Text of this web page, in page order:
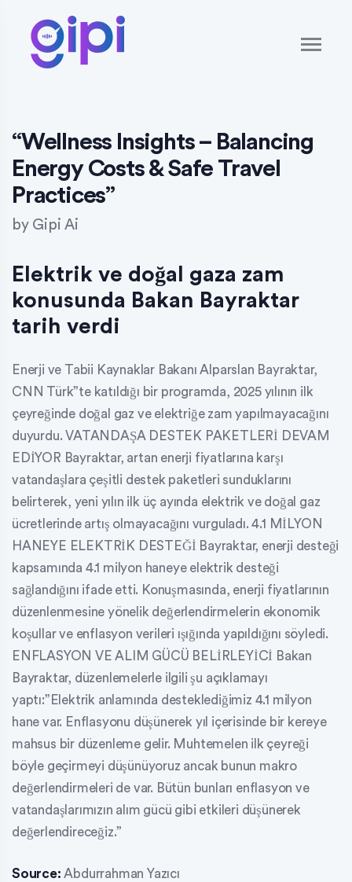
“Wellness Insights – Balancing
Energy Costs & Safe Travel
Practices”
by Gipi Ai
Elektrik ve doğal gaza zam
konusunda Bakan Bayraktar
tarih verdi
Enerji ve Tabii Kaynaklar Bakanı Alparslan Bayraktar,
CNN Türk”te katıldığı bir programda, 2025 yılının ilk
çeyreğinde doğal gaz ve elektriğe zam yapılmayacağını
duyurdu. VATANDAŞA DESTEK PAKETLERİ DEVAM
EDİYOR Bayraktar, artan enerji fiyatlarına karşı
vatandaşlara çeşitli destek paketleri sunduklarını
belirterek, yeni yılın ilk üç ayında elektrik ve doğal gaz
ücretlerinde artış olmayacağını vurguladı. 4.1 MİLYON
HANEYE ELEKTRİK DESTEĞİ Bayraktar, enerji desteği
kapsamında 4.1 milyon haneye elektrik desteği
sağlandığını ifade etti. Konuşmasında, enerji fiyatlarının
düzenlenmesine yönelik değerlendirmelerin ekonomik
koşullar ve enflasyon verileri ışığında yapıldığını söyledi.
ENFLASYON VE ALIM GÜCÜ BELİRLEYİCİ Bakan
Bayraktar, düzenlemelerle ilgili şu açıklamayı
yaptı:”Elektrik anlamında desteklediğimiz 4.1 milyon
hane var. Enflasyonu düşünerek yıl içerisinde bir kereye
mahsus bir düzenleme gelir. Muhtemelen ilk çeyreği
böyle geçirmeyi düşünüyoruz ancak bunun makro
değerlendirmeleri de var. Bütün bunları enflasyon ve
vatandaşlarımızın alım gücü gibi etkileri düşünerek
değerlendireceğiz.”
Source: Abdurrahman Yazıcı